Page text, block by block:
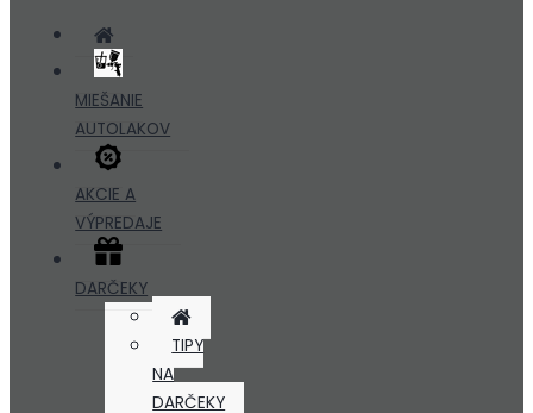
MIEŠANIE
AUTOLAKOV
AKCIE A
VÝPREDAJE
DARČEKY
TIPY
NA
DARČEKY